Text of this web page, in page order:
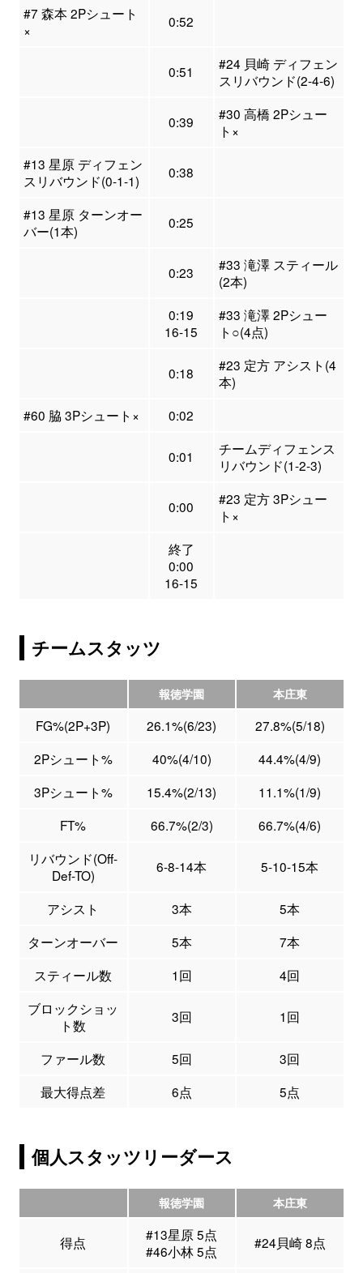
#7 森本 2Pシュート
×
0:52
0:51
#24 貝崎 ディフェン
スリバウンド(2-4-6)
0:39
#30 高橋 2Pシュー
ト×
#13 星原 ディフェン
スリバウンド(0-1-1)
0:38
#13 星原 ターンオー
バー(1本)
0:25
0:23
#33 滝澤 スティール
(2本)
0:19
16-15
#33 滝澤 2Pシュー
ト○(4点)
0:18
#23 定方 アシスト(4
本)
#60 脇 3Pシュート×
0:02
0:01
チームディフェンス
リバウンド(1-2-3)
0:00
#23 定方 3Pシュー
ト×
終了
0:00
16-15
チームスタッツ
報徳学園 本庄東
FG%(2P+3P) 26.1%(6/23)
27.8%(5/18)
2Pシュート%
40%(4/10)
44.4%(4/9)
3Pシュート%
15.4%(2/13)
11.1%(1/9)
FT%
66.7%(2/3)
66.7%(4/6)
リバウンド(Off-
Def-TO)
6-8-14本 5-10-15本
アシスト 3本
5本
ターンオーバー
5本
7本
スティール数
1回
4回
ブロックショッ
ト数
3回 1回
ファール数 5回
3回
最大得点差
6点 5点
個人スタッツリーダース
報徳学園 本庄東
得点
#13星原 5点
#46小林 5点
#24貝崎 8点